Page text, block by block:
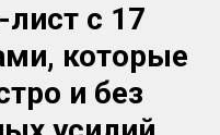
лист с 17
которые
и без